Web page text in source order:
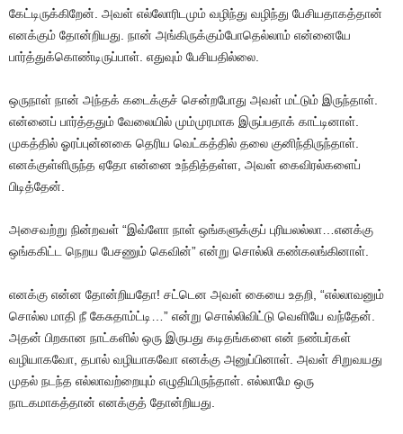
கேட்டிருக்கிறேன். அவள் எல்லோரிடமும் வழிந்து வழிந்து பேசியதாகத்தான்
எனக்கும் தோன்றியது. நான் அங்கிருக்கும்போதெல்லாம் என்னையே
பார்த்துக்கொண்டிருப்பாள். எதுவும் பேசியதில்லை.
ஒருநாள் நான் அந்தக் கடைக்குச் சென்றபோது அவள் மட்டும் இருந்தாள்.
என்னைப் பார்த்ததும் வேலையில் மும்முரமாக இருப்பதாக் காட்டினாள்.
முகத்தில் ஓரப்புன்னகை தெரிய வெட்கத்தில் தலை குனிந்திருந்தாள்.
எனக்குள்ளிருந்த ஏதோ என்னை உந்தித்தள்ள, அவள் கைவிரல்களைப்
பிடித்தேன்.
அசைவற்று நின்றவள் “இவ்ளோ நாள் ஒங்களுக்குப் புரியலல்லா…எனக்கு
ஒங்ககிட்ட நெறய பேசணும் கெவின்” என்று சொல்லி கண்கலங்கினாள்.
எனக்கு என்ன தோன்றியதோ! சட்டென அவள் கையை உதறி, “எல்லாவனும்
சொல்ல மாதி நீ கேசுதாம்ட்டி…” என்று சொல்லிவிட்டு வெளியே வந்தேன்.
அதன் பிறகான நாட்களில் ஒரு இருபது கடிதங்களை என் நண்பர்கள்
வழியாகவோ, தபால் வழியாகவோ எனக்கு அனுப்பினாள். அவள் சிறுவயது
முதல் நடந்த எல்லாவற்றையும் எழுதியிருந்தாள். எல்லாமே ஒரு
நாடகமாகத்தான் எனக்குத் தோன்றியது.